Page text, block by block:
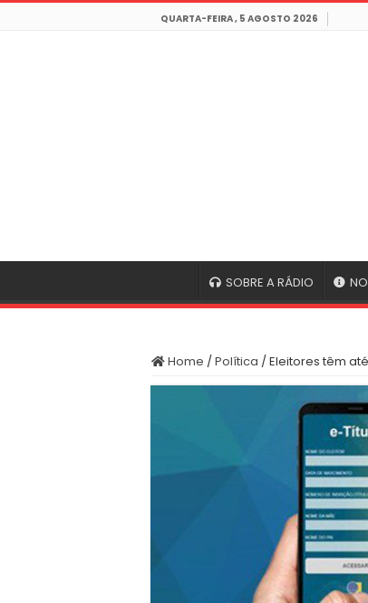
QUARTA-FEIRA , 5 AGOSTO 2026
SOBRE A RÁDIO
Home /Política /Eleitores têm